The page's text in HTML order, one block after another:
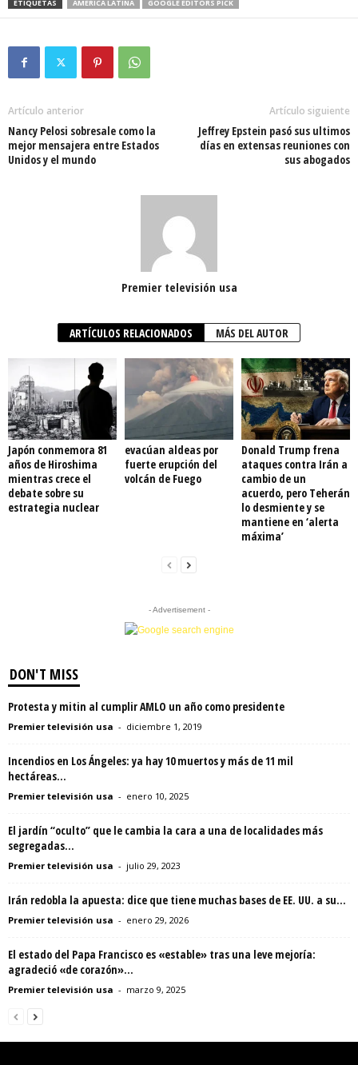
ETIQUETAS AMÉRICA LATINA GOOGLE EDITORS PICK
Artículo anterior
Nancy Pelosi sobresale como la
mejor mensajera entre Estados
Unidos y el mundo
Artículo siguiente
Jeffrey Epstein pasó sus ultimos
días en extensas reuniones con
sus abogados
Premier televisión usa
ARTÍCULOS RELACIONADOS MÁS DEL AUTOR
Japón conmemora 81
años de Hiroshima
mientras crece el
debate sobre su
estrategia nuclear
evacúan aldeas por
fuerte erupción del
volcán de Fuego
Donald Trump frena
ataques contra Irán a
cambio de un
acuerdo, pero Teherán
lo desmiente y se
mantiene en ‘alerta
máxima’
- Advertisement -
DON'T MISS
Protesta y mitin al cumplir AMLO un año como presidente
Premier televisión usa - diciembre 1, 2019
Incendios en Los Ángeles: ya hay 10 muertos y más de 11 mil
hectáreas...
Premier televisión usa - enero 10, 2025
El jardín “oculto” que le cambia la cara a una de localidades más
segregadas...
Premier televisión usa - julio 29, 2023
Irán redobla la apuesta: dice que tiene muchas bases de EE. UU. a su...
Premier televisión usa - enero 29, 2026
El estado del Papa Francisco es «estable» tras una leve mejoría:
agradeció «de corazón»...
Premier televisión usa - marzo 9, 2025